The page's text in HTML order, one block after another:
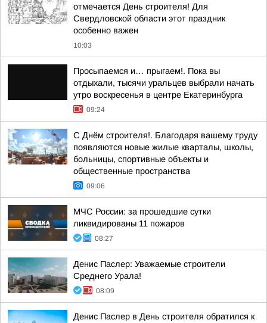
отмечается День строителя! Для
Свердловской области этот праздник
особенно важен
10:03
Просыпаемся и… прыгаем!. Пока вы
отдыхали, тысячи уральцев выбрали начать
утро воскресенья в центре Екатеринбурга
09:24
С Днём строителя!. Благодаря вашему труду
появляются новые жилые кварталы, школы,
больницы, спортивные объекты и
общественные пространства
09:06
МЧС России: за прошедшие сутки
ликвидированы 11 пожаров
08:27
Денис Паслер: Уважаемые строители
Среднего Урала!
08:09
Денис Паслер в День строителя обратился к